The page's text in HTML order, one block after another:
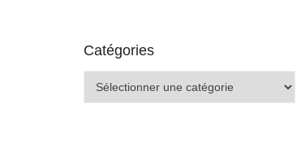
Catégories